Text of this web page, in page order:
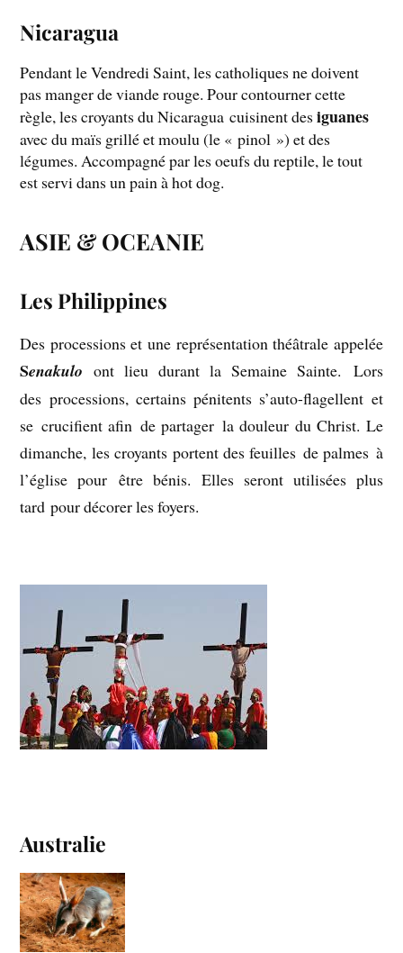
Nicaragua
Pendant le Vendredi Saint, les catholiques ne doivent
pas manger de viande rouge. Pour contourner cette
règle, les croyants du Nicaragua cuisinent desiguanes
avec du maïs grillé et moulu (le « pinol ») et des
légumes. Accompagné par les oeufs du reptile, le tout
est servi dans un pain à hot dog.
ASIE & OCEANIE
Les Philippines
Des processions et une représentation théâtrale appelée
Senakulo ont lieu durant la Semaine Sainte. Lors
des processions, certains pénitents s’auto-flagellent et
se crucifient afin de partager la douleur du Christ. Le
dimanche, les croyants portent des feuilles de palmes à
l’église pour être bénis. Elles seront utilisées plus
tard pour décorer les foyers.
Australie